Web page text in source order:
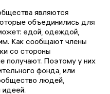
являются
объединились для
едой, одеждой,
Как сообщают члены
со стороны
получают. Поэтому у них
фонда, или
людей,